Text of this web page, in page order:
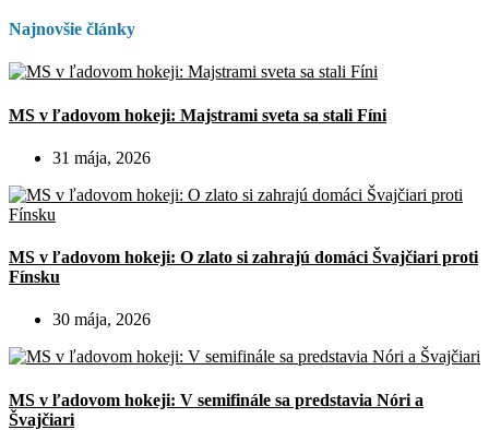
Najnovšie články
MS v ľadovom hokeji: Majstrami sveta sa stali Fíni
31 mája, 2026
MS v ľadovom hokeji: O zlato si zahrajú domáci Švajčiari proti
Fínsku
30 mája, 2026
MS v ľadovom hokeji: V semifinále sa predstavia Nóri a
Švajčiari